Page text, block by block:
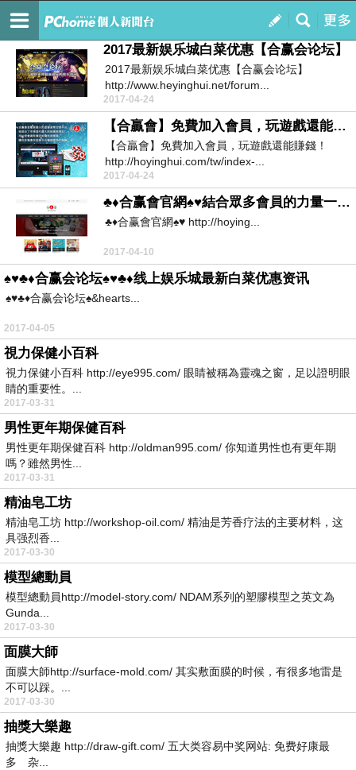
我的
訂閱
合贏會至尊團隊－陳冠廷
2017最新娱乐城白菜优惠【合赢会论坛】
2017最新娱乐城白菜优惠【合赢会论坛】
http://www.heyinghui.net/forum...
2017-04-24
【合贏會】免費加入會員，玩遊戲還能賺錢！
【合贏會】免費加入會員，玩遊戲還能賺錢！
http://hoyinghui.com/tw/index-...
2017-04-24
♣♦合赢會官網♠♥結合眾多會員的力量一起來創造美好的未來
♣♦合赢會官網♠♥ http://hoying...
2017-04-10
♠♥♣♦合赢会论坛♠♥♣♦线上娱乐城最新白菜优惠资讯
♠♥♣♦合赢会论坛♠&hearts...
2017-04-05
視力保健小百科
視力保健小百科 http://eye995.com/ 眼睛被稱為靈魂之窗，足以證明眼
睛的重要性。...
2017-03-31
男性更年期保健百科
男性更年期保健百科 http://oldman995.com/ 你知道男性也有更年期
嗎？雖然男性...
2017-03-31
精油皂工坊
精油皂工坊 http://workshop-oil.com/ 精油是芳香疗法的主要材料，这
具强烈香...
2017-03-30
模型總動員
模型總動員http://model-story.com/ NDAM系列的塑膠模型之英文為
Gunda...
2017-03-30
面膜大師
面膜大師http://surface-mold.com/ 其实敷面膜的时候，有很多地雷是
不可以踩。...
2017-03-30
抽獎大樂趣
抽獎大樂趣 http://draw-gift.com/ 五大类容易中奖网站: 免费好康最
多 杂...